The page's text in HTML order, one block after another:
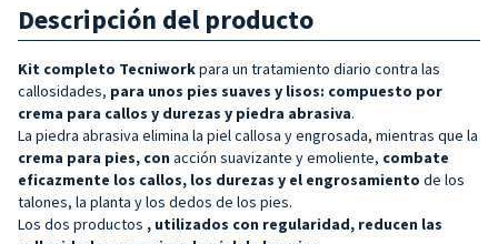
Descripción del producto
Kit completo Tecniworkpara un tratamiento diario contra las
callosidades, para unos pies suaves y lisos: compuesto por
crema para callos y durezas y piedra abrasiva.
La piedra abrasiva elimina la piel callosa y engrosada, mientras que la
crema para pies, con acción suavizante y emoliente, combate
eficazmente los callos, los durezas y el engrosamiento de los
talones, la planta y los dedos de los pies.
Los dos productos , utilizados con regularidad, reducen las